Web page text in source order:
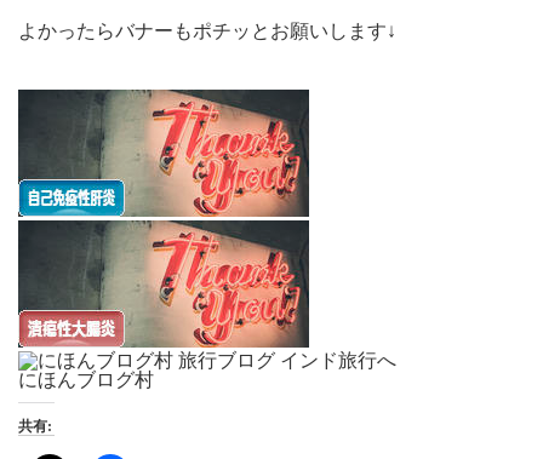
よかったらバナーもポチッとお願いします↓
にほんブログ村
共有: